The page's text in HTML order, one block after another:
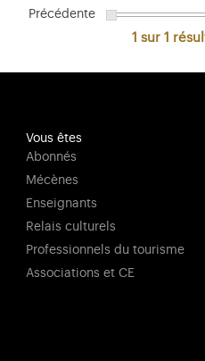
Précédente
1 sur 1
Vous êtes
Abonnés
Mécènes
Enseignants
Relais culturels
Professionnels du tourisme
Associations et CE